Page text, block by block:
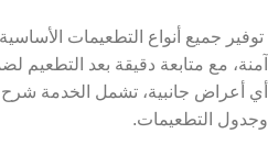
توفير جميع أنواع التطعيمات
آمنة، مع متابعة دقيقة بعد التطعيم
أي أعراض جانبية، تشمل الخدمة
وجدول التطعيمات.